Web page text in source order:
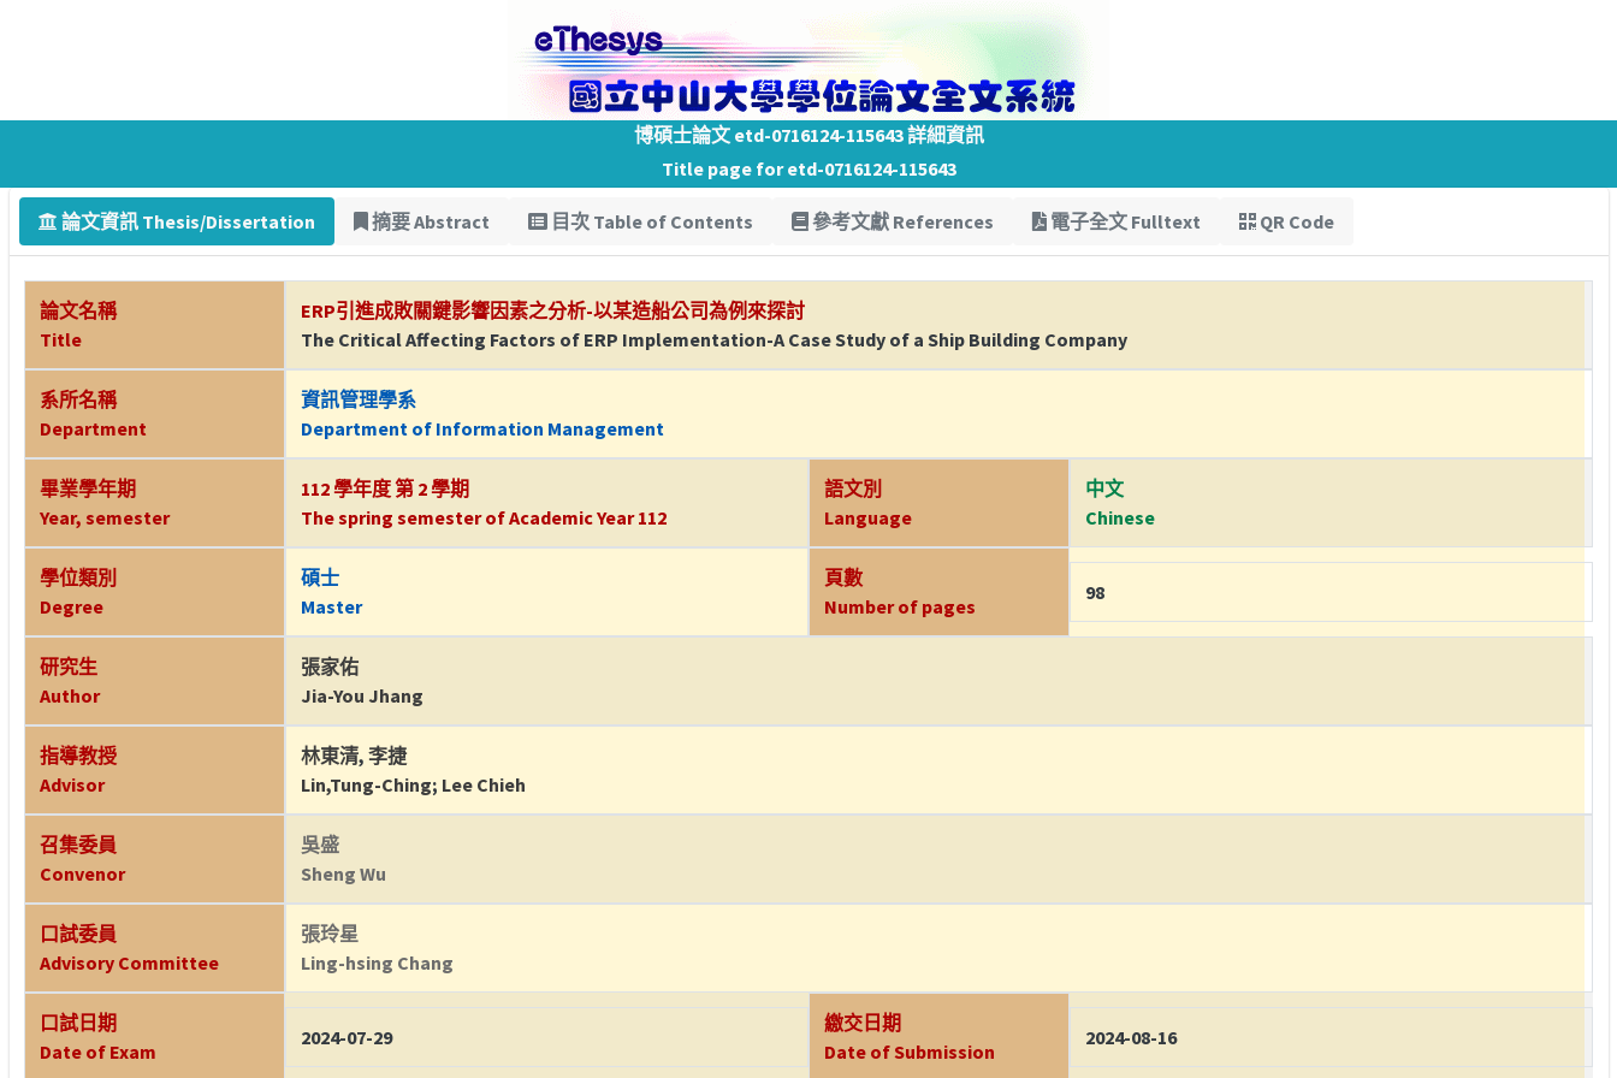
博碩士論文 etd-0716124-115643 詳細資訊
Title page for etd-0716124-115643
論文資訊 Thesis/Dissertation 摘要 Abstract 目次 Table of Contents 參考文獻 References 電子全文 Fulltext QR Code
論文名稱
Title
ERP引進成敗關鍵影響因素之分析-以某造船公司為例來探討
The Critical Affecting Factors of ERP Implementation-A Case Study of a Ship Building Company
系所名稱
Department
資訊管理學系
Department of Information Management
畢業學年期
Year, semester
112 學年度 第 2 學期
The spring semester of Academic Year 112
語文別
Language
中文
Chinese
學位類別
Degree
碩士
Master
頁數
Number of pages
98
研究生
Author
張家佑
Jia-You Jhang
指導教授
Advisor
林東清,李捷
Lin,Tung-Ching; Lee Chieh
召集委員
Convenor
吳盛
Sheng Wu
口試委員
Advisory Committee
張玲星
Ling-hsing Chang
口試日期
Date of Exam
2024-07-29
繳交日期
Date of Submission
2024-08-16